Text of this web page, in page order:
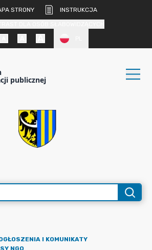
STRONY
INSTRUKCJA
publicznej
I KOMUNIKATY
NGO